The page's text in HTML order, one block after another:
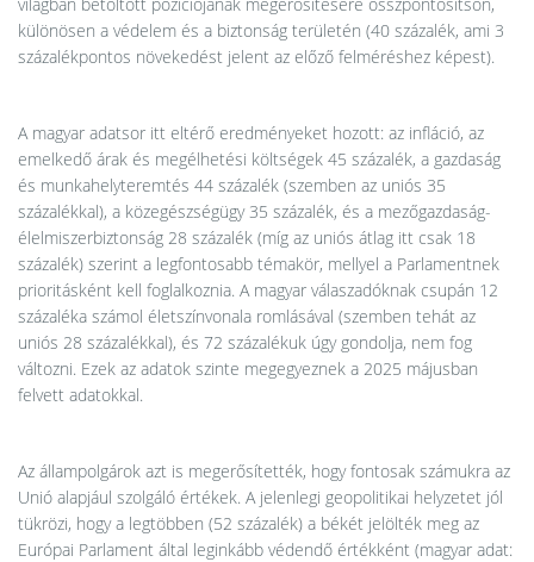
különösen a védelem és a biztonság területén (40 százalék, ami 3
százalékpontos növekedést jelent az előző felméréshez képest).
A magyar adatsor itt eltérő eredményeket hozott: az infláció, az
emelkedő árak és megélhetési költségek 45 százalék, a gazdaság
és munkahelyteremtés 44 százalék (szemben az uniós 35
százalékkal), a közegészségügy 35 százalék, és a mezőgazdaság-
élelmiszerbiztonság 28 százalék (míg az uniós átlag itt csak 18
százalék) szerint a legfontosabb témakör, mellyel a Parlamentnek
prioritásként kell foglalkoznia. A magyar válaszadóknak csupán 12
százaléka számol életszínvonala romlásával (szemben tehát az
uniós 28 százalékkal), és 72 százalékuk úgy gondolja, nem fog
változni. Ezek az adatok szinte megegyeznek a 2025 májusban
felvett adatokkal.
Az állampolgárok azt is megerősítették, hogy fontosak számukra az
Unió alapjául szolgáló értékek. A jelenlegi geopolitikai helyzetet jól
tükrözi, hogy a legtöbben (52 százalék) a békét jelölték meg az
Európai Parlament által leginkább védendő értékként (magyar adat: